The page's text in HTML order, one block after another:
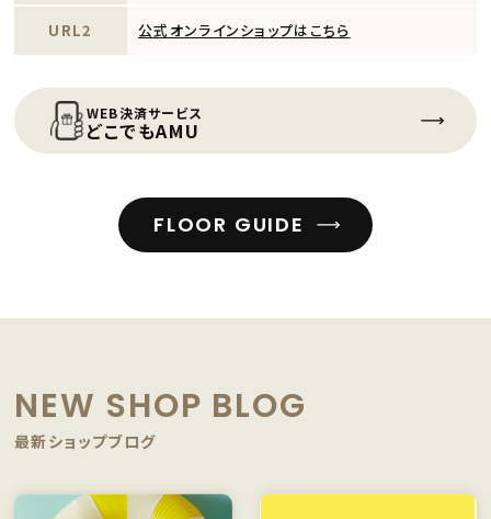
URL2 公式オンラインショップはこちら
WEB決済サービス
どこでもAMU
FLOOR GUIDE
NEW SHOP BLOG
最新ショップブログ